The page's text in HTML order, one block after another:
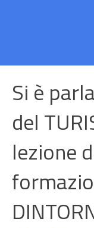
Si è
del
lezione